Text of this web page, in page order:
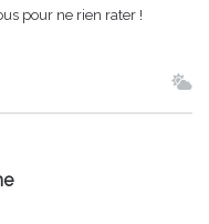
pour ne rien rater !